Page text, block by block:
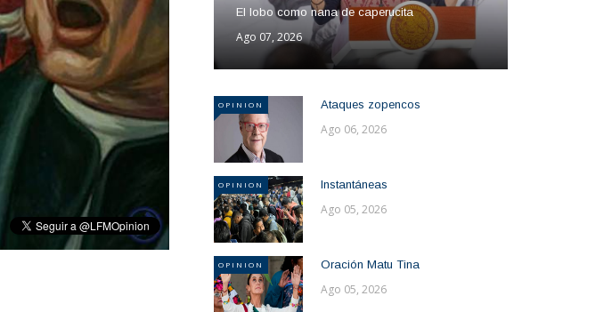
El lobo como nana de caperucita
Ago 07, 2026
OPINION Ataques zopencos
Ago 06, 2026
OPINION Instantáneas
Ago 05, 2026
OPINION Oración Matu Tina
Ago 05, 2026